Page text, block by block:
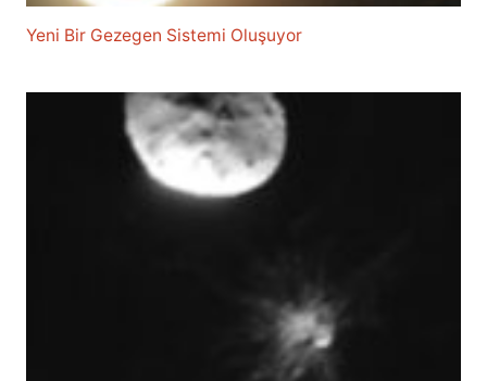
Yeni Bir Gezegen Sistemi Oluşuyor